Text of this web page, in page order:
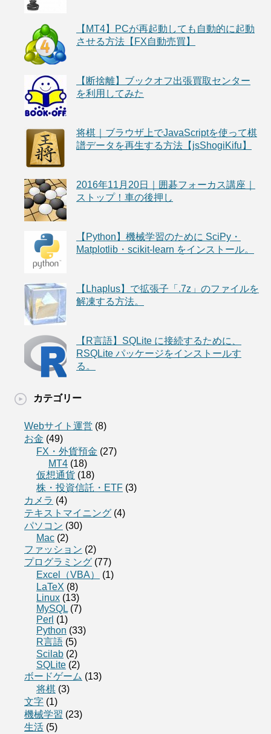
【MT4】PCが再起動しても自動的に起動
させる方法【FX自動売買】
【断捨離】ブックオフ出張買取センター
を利用してみた
将棋｜ブラウザ上でJavaScriptを使って棋
譜データを再生する方法【jsShogiKifu】
2016年11月20日｜囲碁フォーカス講座｜
ストップ！車の後押し
【Python】機械学習のために SciPy・
Matplotlib・scikit-learn をインストール。
【Lhaplus】で拡張子「.7z」のファイルを
解凍する方法。
【R言語】SQLite に接続するために、
RSQLite パッケージをインストールす
る。
カテゴリー
Webサイト運営 (8)
お金 (49)
FX・外貨預金 (27)
MT4 (18)
仮想通貨 (18)
株・投資信託・ETF (3)
カメラ (4)
テキストマイニング (4)
パソコン (30)
Mac (2)
ファッション (2)
プログラミング (77)
Excel（VBA）
(1)
LaTeX (8)
Linux (13)
MySQL (7)
Perl (1)
Python (33)
R言語 (5)
Scilab (2)
SQLite (2)
ボードゲーム (13)
将棋 (3)
文字 (1)
機械学習 (23)
生活 (5)